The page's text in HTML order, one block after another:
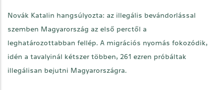
Novák Katalin hangsúlyozta: az illegális bevándorlással
szemben Magyarország az első perctől a
leghatározottabban fellép. A migrációs nyomás fokozódik,
idén a tavalyinál kétszer többen, 261 ezren próbáltak
illegálisan bejutni Magyarországra.